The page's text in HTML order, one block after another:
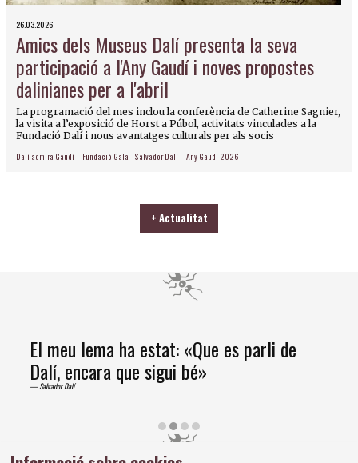
26.03.2026
Amics dels Museus Dalí presenta la seva
participació a l'Any Gaudí i noves propostes
dalinianes per a l'abril
La programació del mes inclou la conferència de Catherine Sagnier,
la visita a l’exposició de Horst a Púbol, activitats vinculades a la
Fundació Dalí i nous avantatges culturals per als socis
Dalí admira Gaudí Fundació Gala - Salvador Dalí Any Gaudí 2026
+ Actualitat
El meu lema ha estat: «Que es parli de
Dalí, encara que sigui bé»
Salvador Dalí